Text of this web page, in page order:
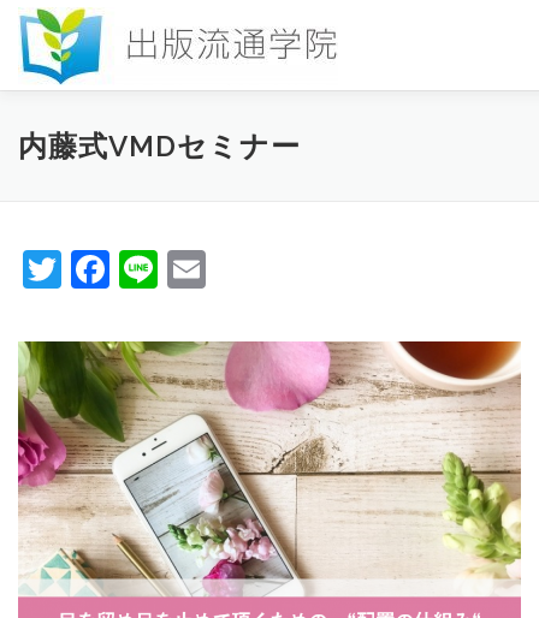
HOME セミナー 発行物
内藤式VMDセミナー
Twitter
Facebook
Line